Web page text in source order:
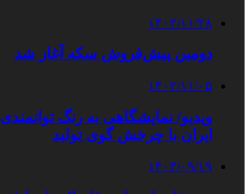
۱۴۰۲/۱۱/۲۸
دومین پیش‌فروش سکه آغاز شد
۱۴۰۲/۱۱/۰۵
ویدیو/ نمایشگاهی به رنگ
ایران با چرخش گوی تولید
۱۴۰۳/۰۹/۱۹